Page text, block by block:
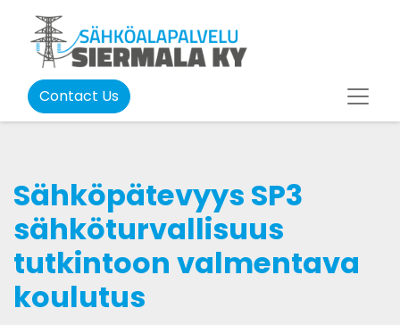
Contact Us
Sähköpätevyys SP3
sähköturvallisuus
tutkintoon valmentava
koulutus